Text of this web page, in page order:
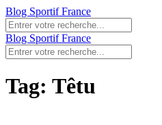
Blog Sportif France
Blog Sportif France
Tag: Têtu